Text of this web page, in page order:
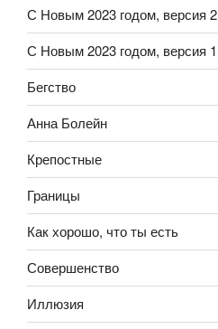
С Новым 2023 годом, версия 2
С Новым 2023 годом, версия 1
Бегство
Анна Болейн
Крепостные
Границы
Как хорошо, что ты есть
Совершенство
Иллюзия